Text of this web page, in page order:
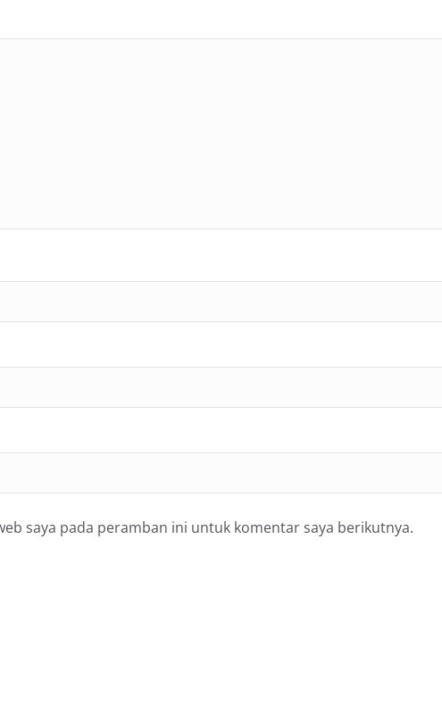
saya pada peramban ini untuk komentar saya berikutnya.